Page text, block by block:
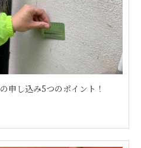
申し込み5つのポイント！